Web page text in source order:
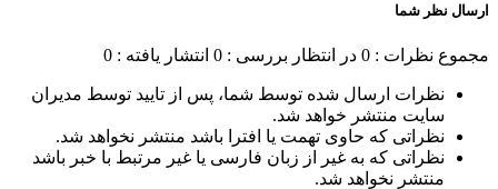
ارسال نظر شما
مجموع نظرات : 0 در انتظار بررسی : 0 انتشار یافته : 0
نظرات ارسال شده توسط شما، پس از تایید توسط مدیران
سایت منتشر خواهد شد.
نظراتی که حاوی تهمت یا افترا باشد منتشر نخواهد شد.
نظراتی که به غیر از زبان فارسی یا غیر مرتبط با خبر باشد
منتشر نخواهد شد.